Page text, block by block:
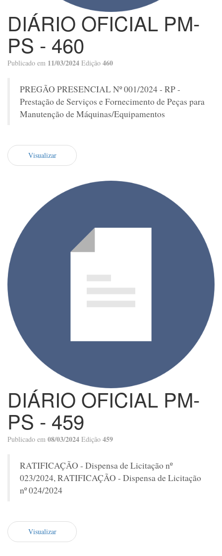
DIÁRIO OFICIAL PM-
PS - 460
Publicado em 11/03/2024 Edição 460
PREGÃO PRESENCIAL Nº 001/2024 - RP -
Prestação de Serviços e Fornecimento de Peças para
Manutenção de Máquinas/Equipamentos
Visualizar
DIÁRIO OFICIAL PM-
PS - 459
Publicado em 08/03/2024 Edição 459
RATIFICAÇÃO - Dispensa de Licitação nº
023/2024, RATIFICAÇÃO - Dispensa de Licitação
nº 024/2024
Visualizar